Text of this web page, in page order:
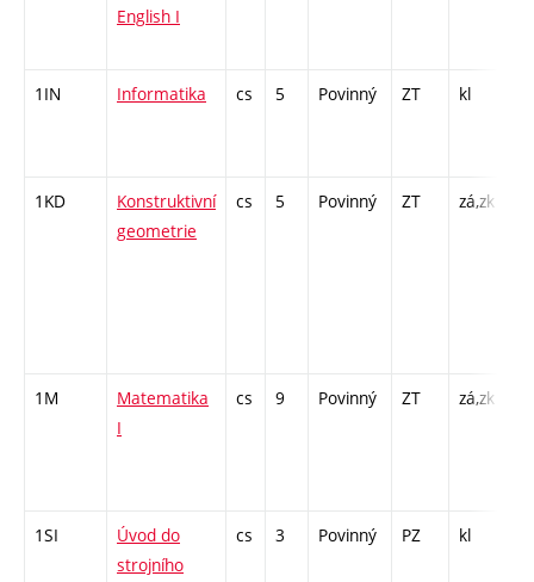
English I
1IN Informatika cs 5 Povinný ZT kl
1KD
Konstruktivní
geometrie
cs 5 Povinný ZT zá,zk
1M
Matematika
I
cs 9 Povinný ZT zá,zk
1SI
Úvod do
strojního
cs 3 Povinný PZ kl